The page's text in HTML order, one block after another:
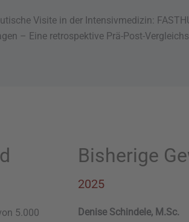
Visite in der Intensivmedizin:
– Eine retrospektive Prä-Post-
5.000
Bisherige
2025
Denise Schindele, M.Sc.